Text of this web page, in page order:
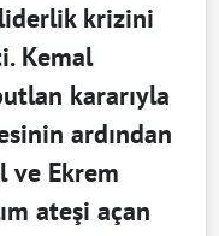
krizini
Kemal
kararıyla
ardından
ve Ekrem
ateşi açan